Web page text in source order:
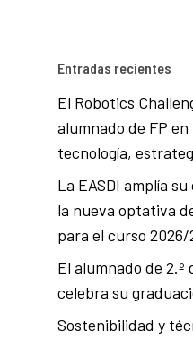
Entradas recientes
El Robotics
alumnado de FP
tecnología,
La EASDI amplía
la nueva optativa
para el curso 2026/
El alumnado de
celebra su
Sostenibilidad y